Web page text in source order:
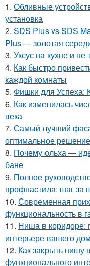
1. Обливные
установка
2. SDS Plus vs SDS
Plus — золотая
3. Уксус на кухне и не
4. Как быстро
каждой комнаты
5. Фишки для Успеха:
6. Как изменилась
века
7. Самый лучший
оптимальное решение
8. Почему ольха —
бане
9. Полное
профнастила: шаг за
10. Современная
функциональность в
11. Ниша в коридоре:
интерьере вашего
12. Как закрыть нишу
функционального